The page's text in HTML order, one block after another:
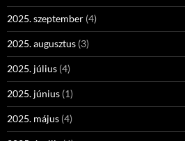
2025. szeptember (4)
2025. augusztus (3)
2025. július (4)
2025. június (1)
2025. május (4)